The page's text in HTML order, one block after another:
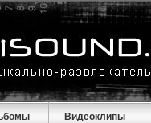
Видеоклипы